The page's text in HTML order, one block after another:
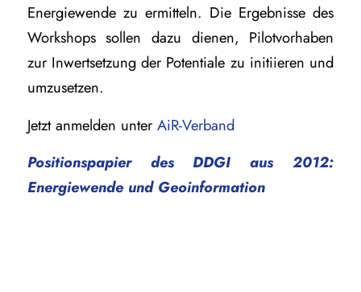
Energiewende zu ermitteln. Die Ergebnisse des
Workshops sollen dazu dienen, Pilotvorhaben
zur Inwertsetzung der Potentiale zu initiieren und
umzusetzen.
Jetzt anmelden unter AiR-Verband
Positionspapier des DDGI aus 2012:
Energiewende und Geoinformation